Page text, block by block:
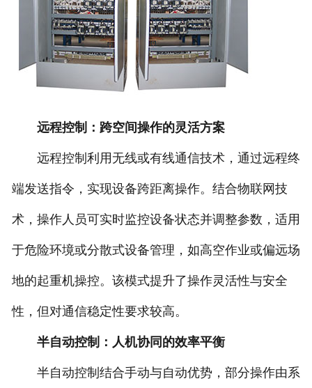
远程控制：跨空间操作的灵活方案
远程控制利用无线或有线通信技术，通过远程终
端发送指令，实现设备跨距离操作。结合物联网技
术，操作人员可实时监控设备状态并调整参数，适用
于危险环境或分散式设备管理，如高空作业或偏远场
地的起重机操控。该模式提升了操作灵活性与安全
性，但对通信稳定性要求较高。
半自动控制：人机协同的效率平衡
半自动控制结合手动与自动优势，部分操作由系